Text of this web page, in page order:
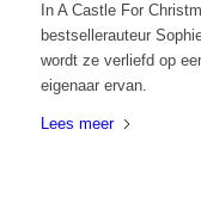
In A Castle For
bestsellerauteur
wordt ze verliefd op
eigenaar ervan.
Lees meer